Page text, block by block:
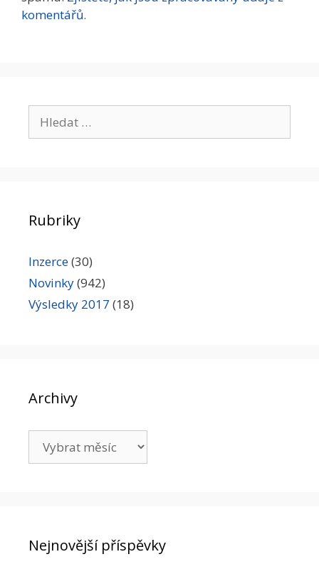
komentářů.
Rubriky
Inzerce(30)
Novinky(942)
Výsledky 2017 (18)
Archivy
Nejnovější příspěvky